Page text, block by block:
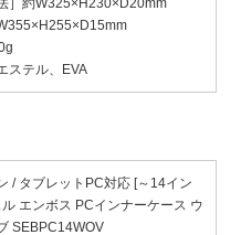
］約W325×H230×D20mm
ステル、EVA
/ タブレットPC対応 [～14イン
エンボス PCインナーケース ウ
SEBPC14WOV